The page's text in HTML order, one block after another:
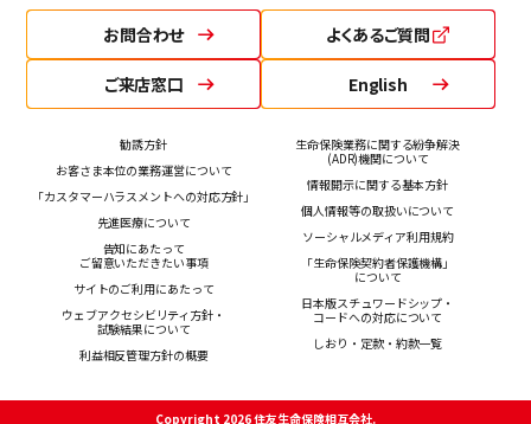
お問合わせ よくあるご質問
ご来店窓口 English
勧誘方針
お客さま本位の業務運営について
「カスタマーハラスメントへの対応方針」
先進医療について
告知にあたって
ご留意いただきたい事項
サイトのご利用にあたって
ウェブアクセシビリティ方針・
試験結果について
利益相反管理方針の概要
生命保険業務に関する紛争解決
(ADR)機関について
情報開示に関する基本方針
個人情報等の取扱いについて
ソーシャルメディア利用規約
「生命保険契約者保護機構」
について
日本版スチュワードシップ・
コードへの対応について
しおり・定款・約款一覧
Copyright 2026 住友生命保険相互会社.